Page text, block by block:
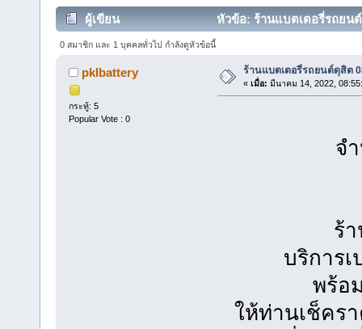
ผู้เขียน หัวข้อ: ร้านแบตเตอรี่รถยน
0 สมาชิก และ 1 บุคคลทั่วไป กำลังดูหัวข้อนี้
pklbattery
กระทู้: 5
Popular Vote : 0
ร้านแบตเตอรี่รถยนต์ดุสิต
« เมื่อ: มีนาคม 14, 2022,
จ
ร้
บริการ
พร้อ
ให้ท่านเช็คร